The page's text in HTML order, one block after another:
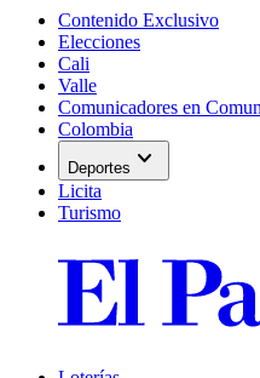
Contenido Exclusivo
Elecciones
Cali
Valle
Comunicadores en
Colombia
Deportes expand_more
Licita
Turismo